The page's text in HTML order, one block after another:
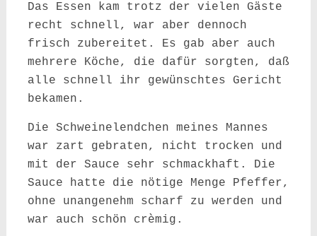
Das Essen kam trotz der vielen Gäste
recht schnell, war aber dennoch
frisch zubereitet. Es gab aber auch
mehrere Köche, die dafür sorgten, daß
alle schnell ihr gewünschtes Gericht
bekamen.
Die Schweinelendchen meines Mannes
war zart gebraten, nicht trocken und
mit der Sauce sehr schmackhaft. Die
Sauce hatte die nötige Menge Pfeffer,
ohne unangenehm scharf zu werden und
war auch schön crèmig.